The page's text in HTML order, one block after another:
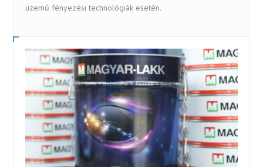
üzemű fényezési technológiák esetén.